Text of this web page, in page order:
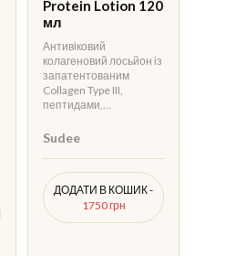
Protein Lotion 120
мл
Антивіковий
колагеновий лосьйон із
запатентованим
Collagen Type III,
пептидами,…
Sudee
ДОДАТИ В КОШИК -
1750 грн